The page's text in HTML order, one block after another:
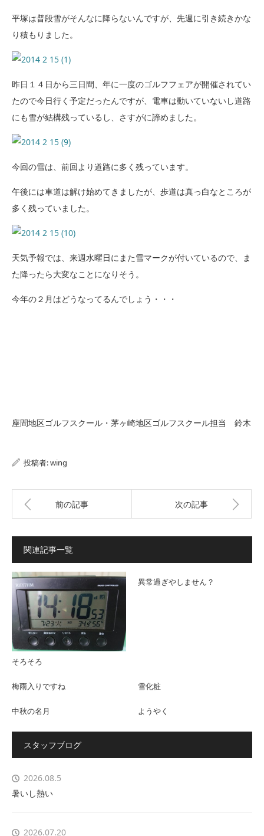
平塚は普段雪がそんなに降らないんですが、先週に引き続きかな
り積もりました。
昨日１４日から三日間、年に一度のゴルフフェアが開催されてい
たので今日行く予定だったんですが、電車は動いていないし道路
にも雪が結構残っているし、さすがに諦めました。
今回の雪は、前回より道路に多く残っています。
午後には車道は解け始めてきましたが、歩道は真っ白なところが
多く残っていました。
天気予報では、来週水曜日にまた雪マークが付いているので、ま
た降ったら大変なことになりそう。
今年の２月はどうなってるんでしょう・・・
座間地区ゴルフスクール・茅ヶ崎地区ゴルフスクール担当 鈴木
投稿者:wing
前の記事 次の記事
関連記事一覧
そろそろ
異常過ぎやしません？
梅雨入りですね 雪化粧
中秋の名月 ようやく
スタッフブログ
2026.08.5
暑いし熱い
2026.07.20